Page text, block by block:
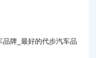
品牌_最好的代步汽车品